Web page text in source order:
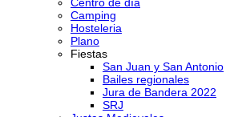
Camping
Hosteleria
Plano
Fiestas
San Juan y San Antonio
Bailes regionales
Jura de Bandera 2022
SRJ